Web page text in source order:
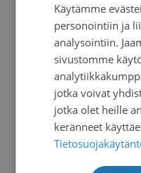
Uutiset|11.06.2026
→
Käytämme
personointiin ja
analysointiin.
sivustomme
jotka voivat
jotka olet heille
keränneet